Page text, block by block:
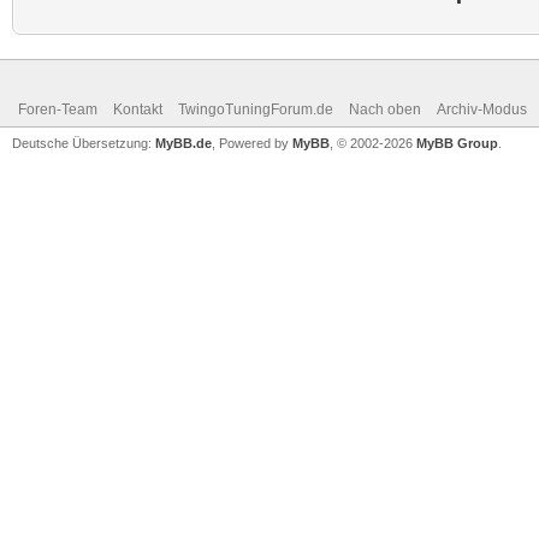
Foren-Team Kontakt TwingoTuningForum.de Nach oben Archiv-Modus
Deutsche Übersetzung: MyBB.de , Powered by MyBB , © 2002-2026 MyBB Group